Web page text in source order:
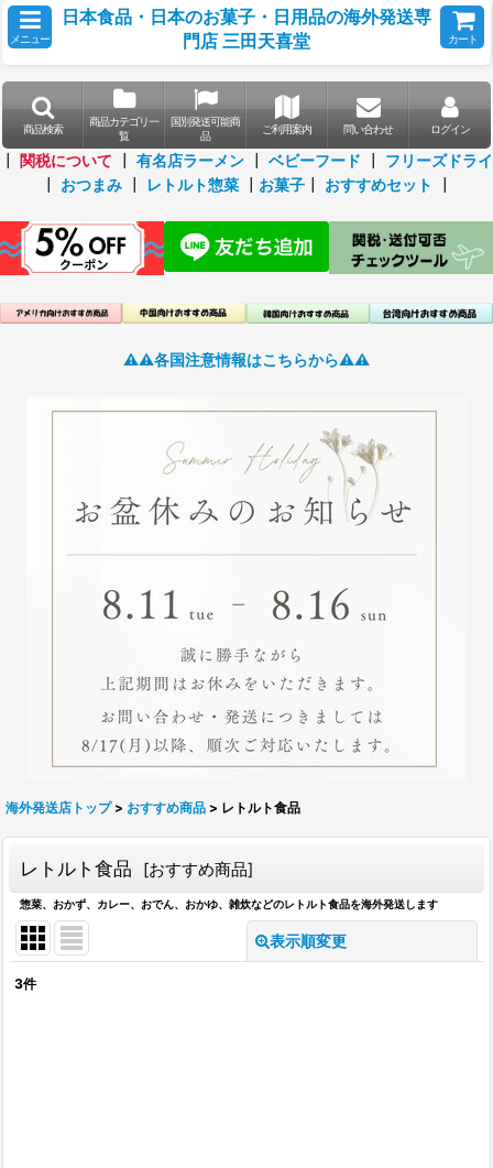
メニュー
日本食品・日本のお菓子・日用品の海外発送専
門店 三田天喜堂
カート
商品検索
商品カテゴリ一
覧
国別発送可能商
品
ご利用案内 問い合わせ ログイン
関税について 有名店ラーメン ベビーフード
フリーズドライ
おつまみ レトルト惣菜 お菓子 おすすめセット
⚠️⚠️各国注意情報はこちらから⚠️⚠️
海外発送店トップ > おすすめ商品 > レトルト食品
レトルト食品 [おすすめ商品]
惣菜、おかず、カレー、おでん、おかゆ、雑炊などのレトルト食品を海外発送します
表示順変更
3件